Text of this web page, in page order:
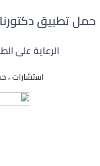
حمل تطبيق دكتورنا
الرعاية على
استشارات ،